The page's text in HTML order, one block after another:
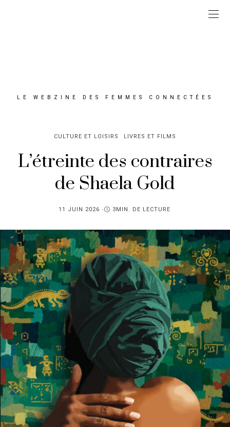
LE WEBZINE DES FEMMES CONNECTÉES
CULTURE ET LOISIRS LIVRES ET FILMS
L’étreinte des contraires
de Shaela Gold
PUBLIÉ
11 JUIN 2026 3MIN. DE LECTURE